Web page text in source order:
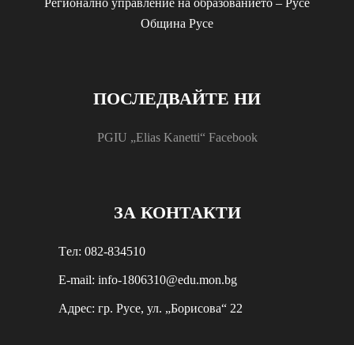
Регионално управление на образованието – Русе
Община Русе
ПОСЛЕДВАЙТЕ НИ
PGIU „Elias Kanetti“ Facebook
ЗА КОНТАКТИ
Tел: 082-834510
E-mail: info-1806310@edu.mon.bg
Aдрес: гр. Русе, ул. „Борисова“ 22